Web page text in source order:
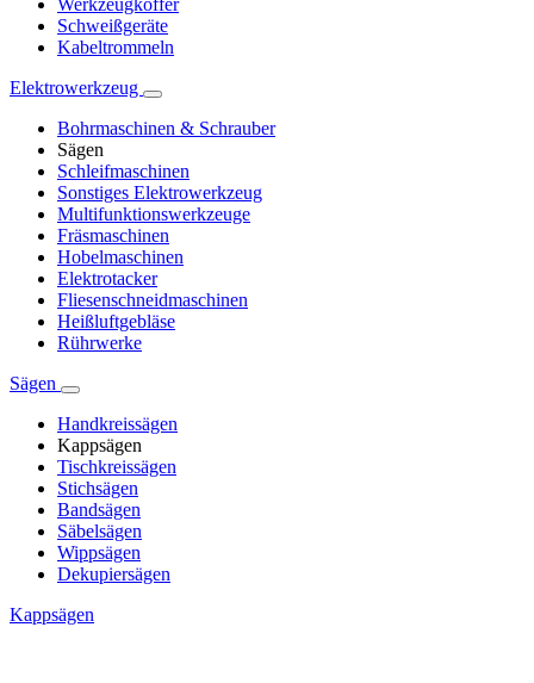
Werkzeugkoffer
Schweißgeräte
Kabeltrommeln
Elektrowerkzeug
Bohrmaschinen & Schrauber
Sägen
Schleifmaschinen
Sonstiges Elektrowerkzeug
Multifunktionswerkzeuge
Fräsmaschinen
Hobelmaschinen
Elektrotacker
Fliesenschneidmaschinen
Heißluftgebläse
Rührwerke
Sägen
Handkreissägen
Kappsägen
Tischkreissägen
Stichsägen
Bandsägen
Säbelsägen
Wippsägen
Dekupiersägen
Kappsägen